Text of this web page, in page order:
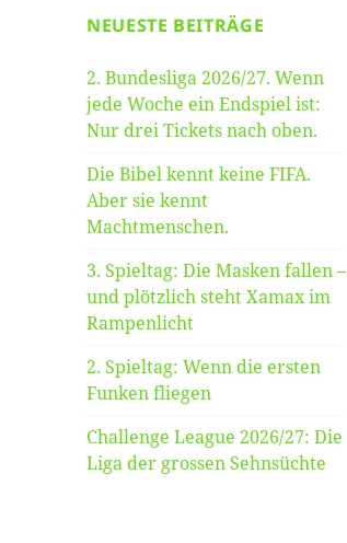
NEUESTE BEITRÄGE
2. Bundesliga 2026/27. Wenn
jede Woche ein Endspiel ist:
Nur drei Tickets nach oben.
Die Bibel kennt keine FIFA.
Aber sie kennt
Machtmenschen.
3. Spieltag: Die Masken fallen –
und plötzlich steht Xamax im
Rampenlicht
2. Spieltag: Wenn die ersten
Funken fliegen
Challenge League 2026/27: Die
Liga der grossen Sehnsüchte